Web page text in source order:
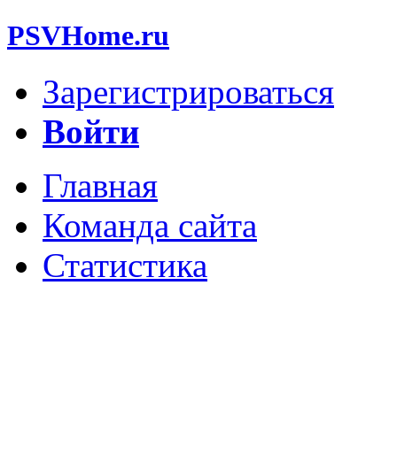
PSVHome.ru
Зарегистрироваться
Войти
Главная
Команда сайта
Статистика